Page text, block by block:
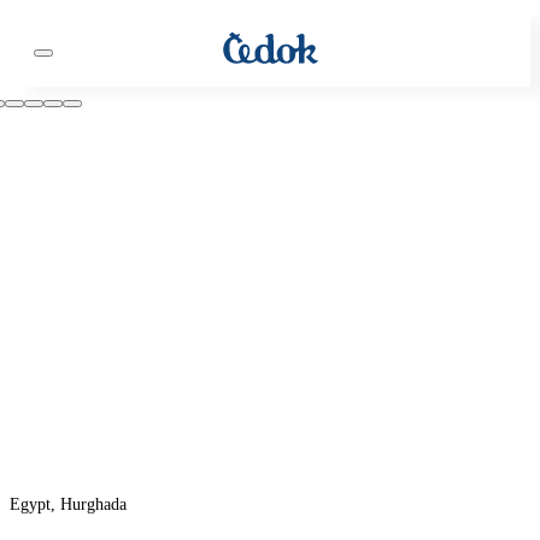
Egypt, Hurghada